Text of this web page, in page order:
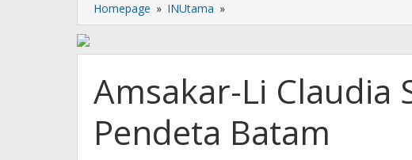
Homepage » INUtama »
Li
Serahkan
Pendeta
Batam
Amsakar-Li Claudia
Pendeta Batam